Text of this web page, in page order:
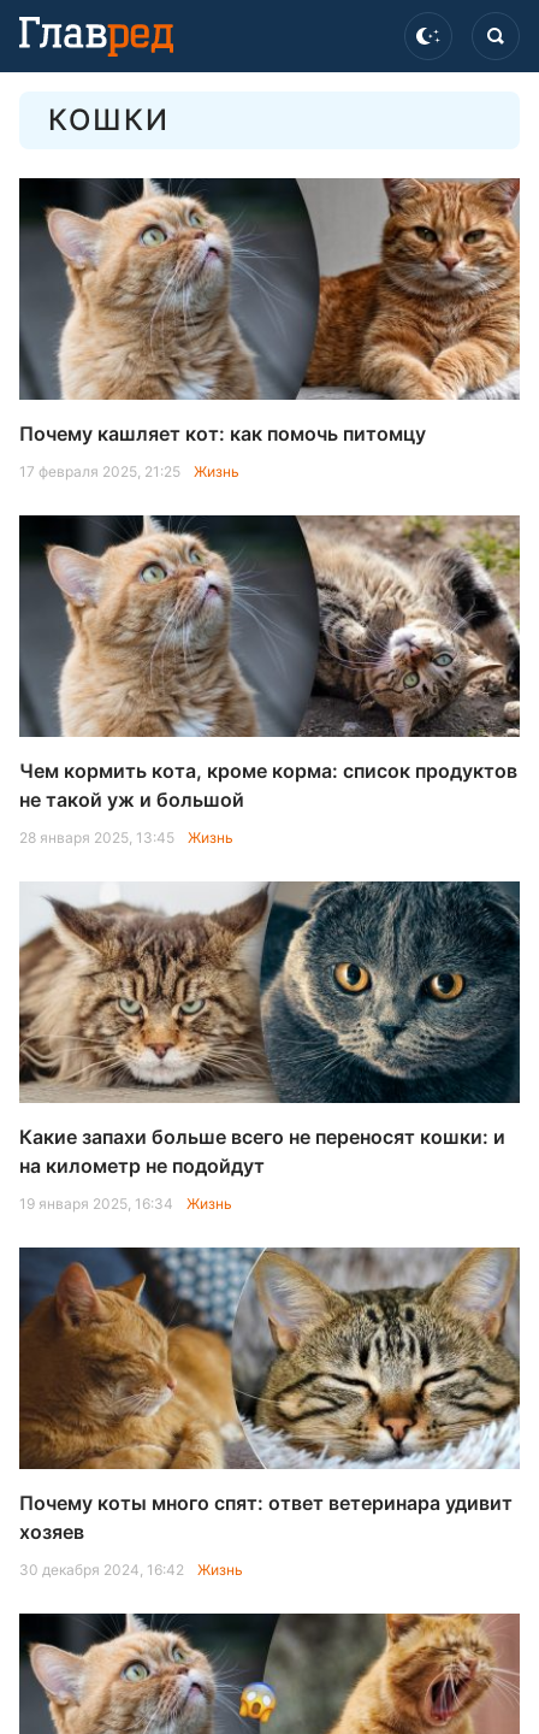
КОШКИ
Почему кашляет кот: как помочь питомцу
17 февраля 2025, 21:25 Жизнь
Чем кормить кота, кроме корма: список продуктов
не такой уж и большой
28 января 2025, 13:45 Жизнь
Какие запахи больше всего не переносят кошки: и
на километр не подойдут
19 января 2025, 16:34 Жизнь
Почему коты много спят: ответ ветеринара удивит
хозяев
30 декабря 2024, 16:42 Жизнь